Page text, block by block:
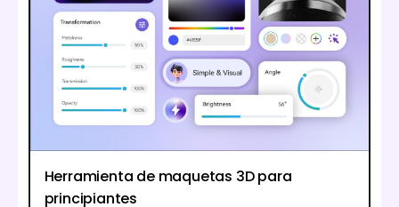
Herramienta de maquetas 3D para
principiantes